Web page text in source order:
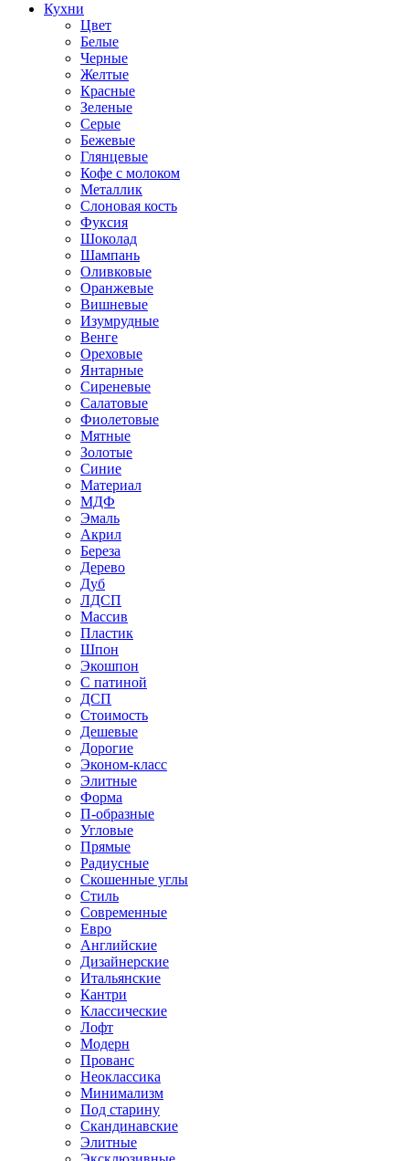
Кухни
Цвет
Белые
Черные
Желтые
Красные
Зеленые
Серые
Бежевые
Глянцевые
Кофе с молоком
Металлик
Слоновая кость
Фуксия
Шоколад
Шампань
Оливковые
Оранжевые
Вишневые
Изумрудные
Венге
Ореховые
Янтарные
Сиреневые
Салатовые
Фиолетовые
Мятные
Золотые
Синие
Материал
МДФ
Эмаль
Акрил
Береза
Дерево
Дуб
ЛДСП
Массив
Пластик
Шпон
Экошпон
С патиной
ДСП
Стоимость
Дешевые
Дорогие
Эконом-класс
Элитные
Форма
П-образные
Угловые
Прямые
Радиусные
Скошенные углы
Стиль
Современные
Евро
Английские
Дизайнерские
Итальянские
Кантри
Классические
Лофт
Модерн
Прованс
Неоклассика
Минимализм
Под старину
Скандинавские
Элитные